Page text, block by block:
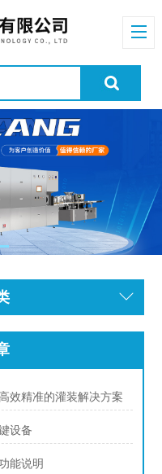
效精准的灌装解决方案
设备
能说明